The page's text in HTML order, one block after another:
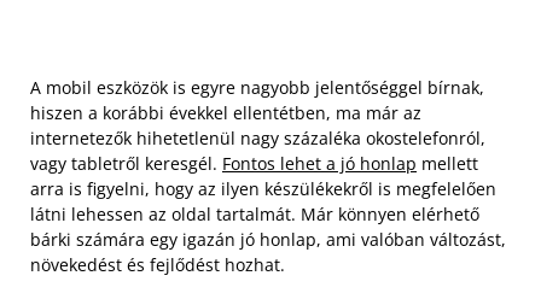
A mobil eszközök is egyre nagyobb jelentőséggel bírnak,
hiszen a korábbi évekkel ellentétben, ma már az
internetezők hihetetlenül nagy százaléka okostelefonról,
vagy tabletről keresgél. Fontos lehet a jó honlap mellett
arra is figyelni, hogy az ilyen készülékekről is megfelelően
látni lehessen az oldal tartalmát. Már könnyen elérhető
bárki számára egy igazán jó honlap, ami valóban változást,
növekedést és fejlődést hozhat.